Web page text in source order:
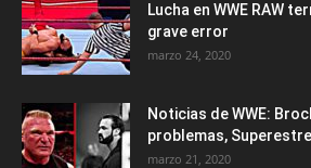
Lucha en WWE RAW
grave error
marzo 24, 2020
Noticias de WWE:
problemas,
marzo 21, 2020